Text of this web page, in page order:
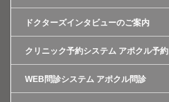
ドクターズインタビューのご案内
クリニック予約システム アポクル予約
WEB問診システム アポクル問診